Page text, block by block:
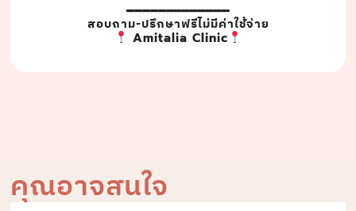
━━━━━━━━━━━━━
สอบถาม-ปรึกษาฟรีไม่มีค่าใช้จ่าย
Amitalia Clinic
คุณอาจสนใจ